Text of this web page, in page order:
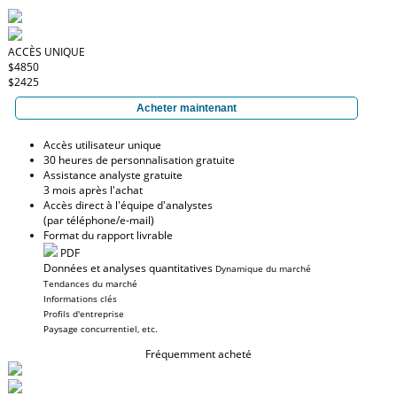
ACCÈS UNIQUE
$4850
$2425
Acheter maintenant
Accès utilisateur unique
30 heures de personnalisation gratuite
Assistance analyste gratuite
3 mois après l'achat
Accès direct à l'équipe d'analystes
(par téléphone/e-mail)
Format du rapport livrable
PDF
Données et analyses quantitatives Dynamique du marché
Tendances du marché
Informations clés
Profils d'entreprise
Paysage concurrentiel, etc.
Fréquemment acheté